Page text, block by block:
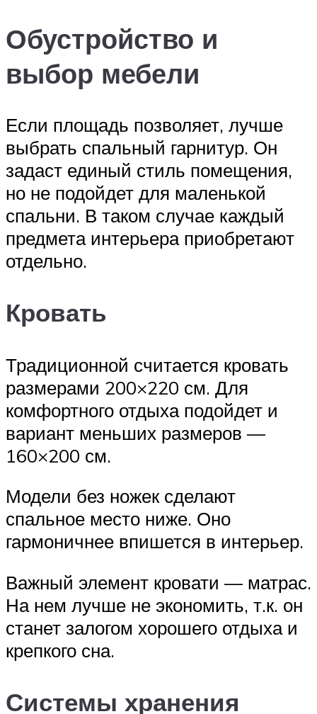
Обустройство и
выбор мебели
Если площадь позволяет, лучше
выбрать спальный гарнитур. Он
задаст единый стиль помещения,
но не подойдет для маленькой
спальни. В таком случае каждый
предмета интерьера приобретают
отдельно.
Кровать
Традиционной считается кровать
размерами 200×220 см. Для
комфортного отдыха подойдет и
вариант меньших размеров —
160×200 см.
Модели без ножек сделают
спальное место ниже. Оно
гармоничнее впишется в интерьер.
Важный элемент кровати — матрас.
На нем лучше не экономить, т.к. он
станет залогом хорошего отдыха и
крепкого сна.
Системы хранения